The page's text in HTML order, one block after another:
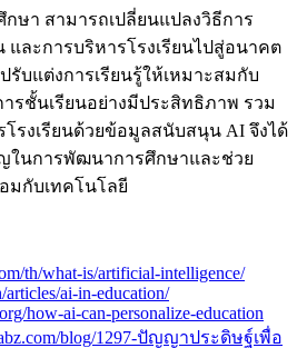
ษา สามารถเปลี่ยนแปลงวิธีการ
และการบริหารโรงเรียนไปสู่อนาคต
บแต่งการเรียนรู้ให้เหมาะสมกับ
รชั้นเรียนอย่างมีประสิทธิภาพ รวม
โรงเรียนด้วยข้อมูลสนับสนุน AI จึงได้
ในการพัฒนาการศึกษาและช่วย
มกับเทคโนโลยี
th/what-is/artificial-intelligence/
ai-in-education/
how-ai-can-personalize-education
blog/1297-ปัญญาประดิษฐ์เพื่อ